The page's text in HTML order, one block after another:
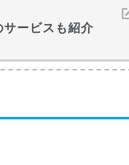
ービスも紹介